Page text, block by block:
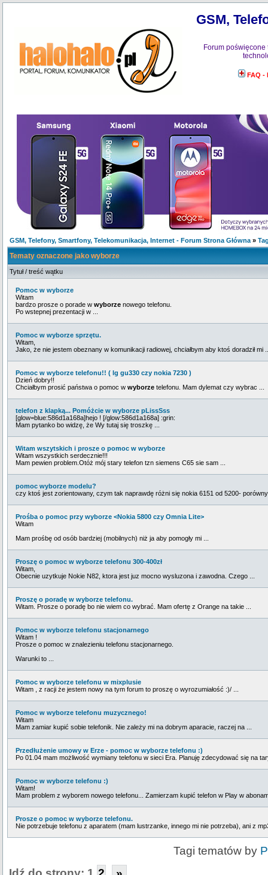
GSM,
Forum
FAQ -
GSM, Telefony, Smartfony, Telekomunikacja, Internet - Forum Strona Główna »
Tematy oznaczone jako wyborze
Tytuł / treść wątku
Pomoc w wyborze
Witam
bardzo prosze o porade w wyborze nowego telefonu.
Po wstepnej prezentacji w ...
Pomoc w wyborze sprzętu.
Witam,
Jako, że nie jestem obeznany w komunikacji radiowej, chciałbym aby ktoś doradził mi
Pomoc w wyborze telefonu!! ( lg gu330 czy nokia 7230 )
Dzień dobry!!
Chciałbym prosić państwa o pomoc w wyborze telefonu. Mam dylemat czy wybrac ...
telefon z klapką... Pomóżcie w wyborze pLissSss
[glow=blue:586d1a168a]hejo ! [/glow:586d1a168a] :grin:
Mam pytanko bo widzę, że Wy tutaj się troszkę ...
Witam wszytskich i prosze o pomoc w wyborze
Witam wszystkich serdecznie!!!
Mam pewien problem.Otóż mój stary telefon tzn siemens C65 sie sam ...
pomoc wyborze modelu?
czy ktoś jest zorientowany, czym tak naprawdę różni się nokia 6151 od 5200-
Prośba o pomoc przy wyborze <Nokia 5800 czy Omnia Lite>
Witam
Mam prośbę od osób bardziej (mobilnych) niż ja aby pomogły mi ...
Proszę o pomoc w wyborze telefonu 300-400zł
Witam,
Obecnie uzytkuje Nokie N82, ktora jest juz mocno wysluzona i zawodna. Czego ...
Proszę o poradę w wyborze telefonu.
Witam. Prosze o poradę bo nie wiem co wybrać. Mam ofertę z Orange na takie ...
Pomoc w wyborze telefonu stacjonarnego
Witam !
Prosze o pomoc w znalezieniu telefonu stacjonarnego.
Warunki to ...
Pomoc w wyborze telefonu w mixplusie
Witam , z racji że jestem nowy na tym forum to proszę o wyrozumiałość :)/ ...
Pomoc w wyborze telefonu muzycznego!
Witam
Mam zamiar kupić sobie telefonik. Nie zależy mi na dobrym aparacie, raczej na ...
Przedłużenie umowy w Erze - pomoc w wyborze telefonu :)
Po 01.04 mam możliwość wymiany telefonu w sieci Era. Planuję zdecydować się na
Pomoc w wyborze telefonu :)
Witam!
Mam problem z wyborem nowego telefonu... Zamierzam kupić telefon w Play w
Prosze o pomoc w wyborze telefonu.
Nie potrzebuje telefonu z aparatem (mam lustrzanke, innego mi nie potrzeba), ani z
Tagi tematów by